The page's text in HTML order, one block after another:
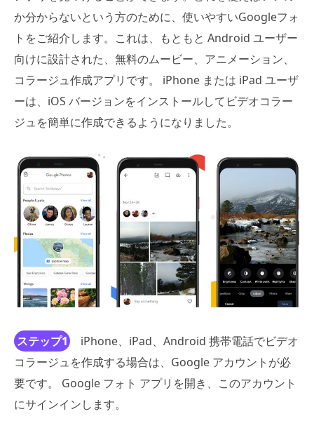
か分からないという方のために、使いやすいGoogleフォ
トをご紹介します。これは、もともと Android ユーザー
向けに設計された、無料のムービー、アニメーション、
コラージュ作成アプリです。 iPhone または iPad ユーザ
ーは、iOS バージョンをインストールしてビデオコラー
ジュを簡単に作成できるようになりました。
ステップ1
iPhone、iPad、Android 携帯電話でビデオ
コラージュを作成する場合は、Google アカウントが必
要です。 Google フォト アプリを開き、このアカウント
にサインインします。